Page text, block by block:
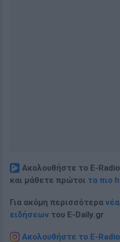
Ακολουθήστε το E-
και μάθετε πρώτοι τα πιο
Για ακόμη περισσότερα νέα
ειδήσεων του E-Daily.gr
Ακολουθήστε το E-